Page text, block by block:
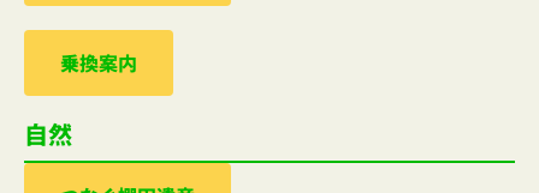
乗換案内
自然